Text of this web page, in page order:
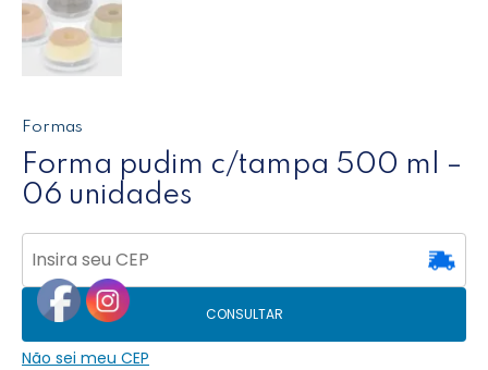
Formas
Forma pudim c/tampa 500 ml –
06 unidades
CONSULTAR
Não sei meu CEP